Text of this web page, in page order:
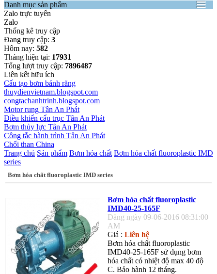
Danh mục sản phẩm
Zalo trực tuyến
Zalo
Thống kê truy cập
Đang truy cập: 3
Hôm nay: 582
Tháng hiện tại: 17931
Tổng lượt truy cập: 7896487
Liên kết hữu ích
Cấu tạo bơm bánh răng
thuydienvietnam.blogspot.com
congtachanhtrinh.blogspot.com
Motor rung Tân An Phát
Điều khiển cẩu trục Tân An Phát
Bơm thủy lực Tân An Phát
Công tắc hành trình Tân An Phát
Chổi than China
Trang chủ Sản phẩm Bơm hóa chất Bơm hóa chất fluoroplastic IMD
series
Bơm hóa chất fluoroplastic IMD series
Bơm hóa chất fluoroplastic
IMD40-25-165F
Đăng ngày 09-06-2016 08:31:00
AM
Giá : Liên hệ
Bơm hóa chất fluoroplastic
IMD40-25-165F sử dụng bơm
hóa chất có nhiệt độ max 40 độ
C. Bảo hành 12 tháng.